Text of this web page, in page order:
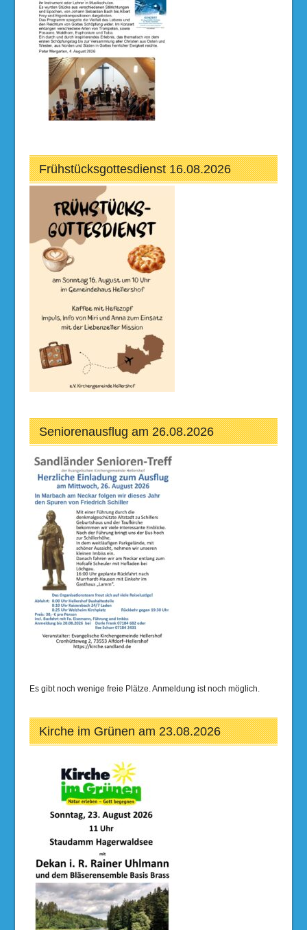
Frühstücksgottesdienst 16.08.2026
Seniorenausflug am 26.08.2026
Es gibt noch wenige freie Plätze. Anmeldung ist noch möglich.
Kirche im Grünen am 23.08.2026